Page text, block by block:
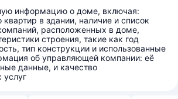
информацию о доме, включая:
в здании, наличие и список
расположенных в доме,
строения, такие как год
тип конструкции и использованные
об управляющей компании: её
данные, и качество
услуг